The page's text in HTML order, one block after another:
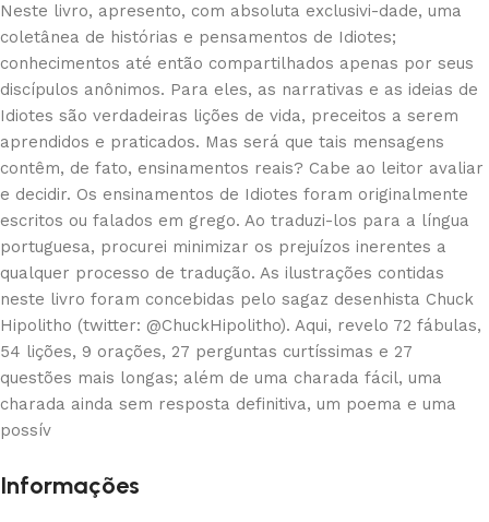
Neste livro, apresento, com absoluta exclusivi-dade, uma
coletânea de histórias e pensamentos de Idiotes;
conhecimentos até então compartilhados apenas por seus
discípulos anônimos. Para eles, as narrativas e as ideias de
Idiotes são verdadeiras lições de vida, preceitos a serem
aprendidos e praticados. Mas será que tais mensagens
contêm, de fato, ensinamentos reais? Cabe ao leitor avaliar
e decidir. Os ensinamentos de Idiotes foram originalmente
escritos ou falados em grego. Ao traduzi-los para a língua
portuguesa, procurei minimizar os prejuízos inerentes a
qualquer processo de tradução. As ilustrações contidas
neste livro foram concebidas pelo sagaz desenhista Chuck
Hipolitho (twitter: @ChuckHipolitho). Aqui, revelo 72 fábulas,
54 lições, 9 orações, 27 perguntas curtíssimas e 27
questões mais longas; além de uma charada fácil, uma
charada ainda sem resposta definitiva, um poema e uma
possív
Informações